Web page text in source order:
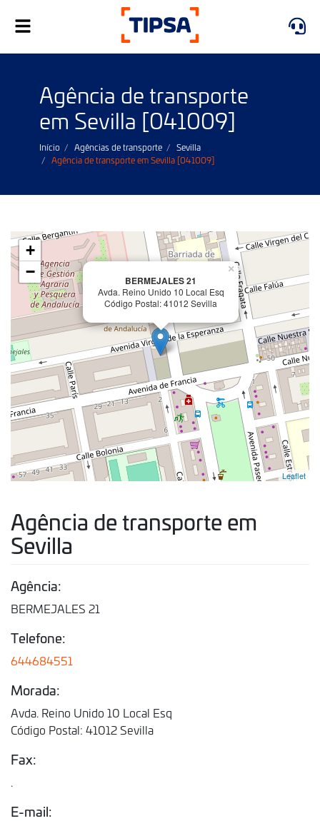
Toggle
navigation
Agência de transporte
em Sevilla [041009]
Início Agências de transporte
Sevilla
Agência de transporte em Sevilla [041009]
BERMEJALES 21
Avda. Reino Unido 10 Local Esq
Código Postal: 41012 Sevilla
×
+
−
Leaflet
Agência de transporte em
Sevilla
Agência:
BERMEJALES 21
Telefone:
644684551
Morada:
Avda. Reino Unido 10 Local Esq
Código Postal: 41012 Sevilla
Fax:
.
E-mail: